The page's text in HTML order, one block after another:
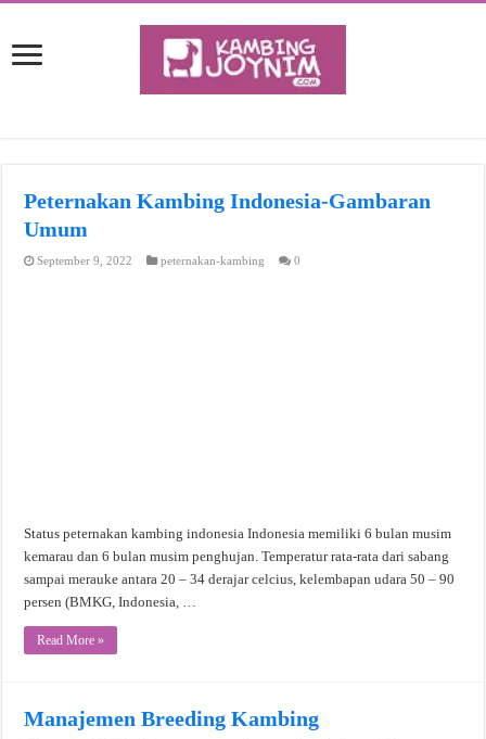
Peternakan Kambing Indonesia-Gambaran
Umum
September 9, 2022 peternakan-kambing 0
Status peternakan kambing indonesia Indonesia memiliki 6 bulan musim
kemarau dan 6 bulan musim penghujan. Temperatur rata-rata dari sabang
sampai merauke antara 20 – 34 derajar celcius, kelembapan udara 50 – 90
persen (BMKG, Indonesia, …
Read More »
Manajemen Breeding Kambing